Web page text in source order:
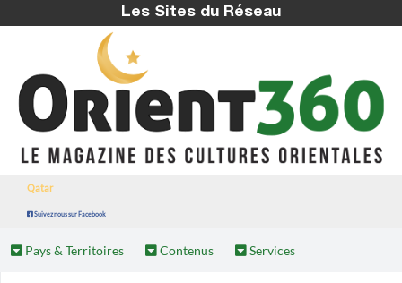
Les Sites du Réseau
Qatar
Suivez nous sur Facebook
Pays & Territoires Contenus Services